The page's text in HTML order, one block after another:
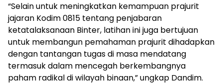
“Selain untuk meningkatkan kemampuan prajurit
jajaran Kodim 0815 tentang penjabaran
ketatalaksanaan Binter, latihan ini juga bertujuan
untuk membangun pemahaman prajurit dihadapkan
dengan tantangan tugas di masa mendatang
termasuk dalam mencegah berkembangnya
paham radikal di wilayah binaan,” ungkap Dandim.